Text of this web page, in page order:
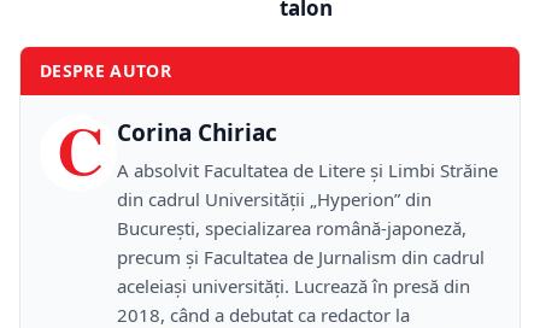
talon
DESPRE AUTOR
C Corina Chiriac
A absolvit Facultatea de Litere și Limbi Străine
din cadrul Universității „Hyperion” din
București, specializarea română-japoneză,
precum și Facultatea de Jurnalism din cadrul
aceleiași universități. Lucrează în presă din
2018, când a debutat ca redactor la